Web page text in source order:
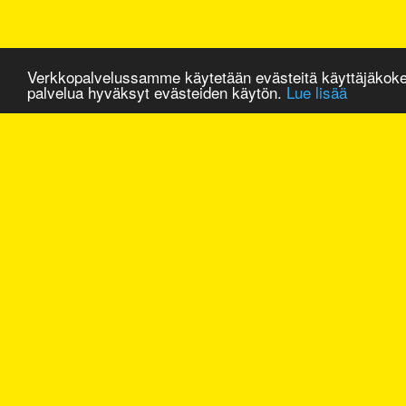
Verkkopalvelussamme käytetään evästeitä
palvelua hyväksyt evästeiden käytön. Lue lisää